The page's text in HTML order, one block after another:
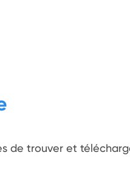
de trouver et